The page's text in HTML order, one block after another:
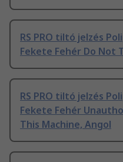
RS PRO tiltó jelzés
Fekete Fehér Do Not
RS PRO tiltó jelzés
Fekete Fehér
This Machine, Angol